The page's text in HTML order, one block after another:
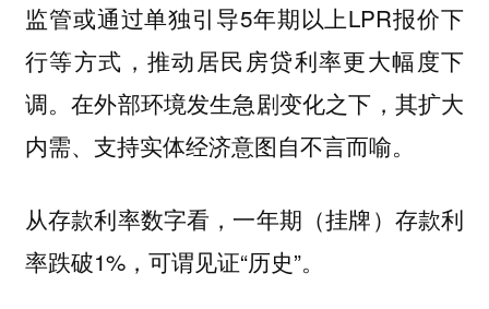
监管或通过单独引导5年期以上LPR报价下
行等方式，推动居民房贷利率更大幅度下
调。在外部环境发生急剧变化之下，其扩大
内需、支持实体经济意图自不言而喻。
从存款利率数字看，一年期（挂牌）存款利
率跌破1%，可谓见证“历史”。